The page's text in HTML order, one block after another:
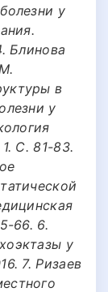
у
Блинова
в
у
С. 81-83.
66. 6.
у
7. Ризаев